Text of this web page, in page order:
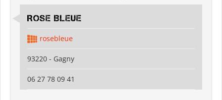
ROSE BLEUE
rosebleue
93220 - Gagny
06 27 78 09 41